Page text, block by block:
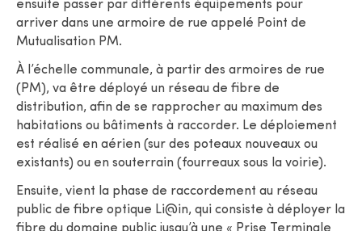
ensuite passer par différents équipements pour
arriver dans une armoire de rue appelé Point de
Mutualisation PM.
À l’échelle communale, à partir des armoires de rue
(PM), va être déployé un réseau de fibre de
distribution, afin de se rapprocher au maximum des
habitations ou bâtiments à raccorder. Le déploiement
est réalisé en aérien (sur des poteaux nouveaux ou
existants) ou en souterrain (fourreaux sous la voirie).
Ensuite, vient la phase de raccordement au réseau
public de fibre optique Li@in, qui consiste à déployer la
fibre du domaine public jusqu’à une « Prise Terminale